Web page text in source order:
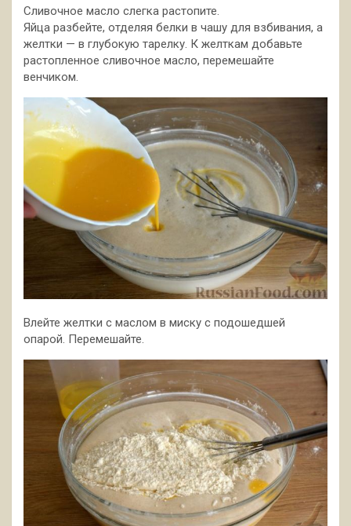
Сливочное масло слегка растопите.
Яйца разбейте, отделяя белки в чашу для взбивания, а
желтки — в глубокую тарелку. К желткам добавьте
растопленное сливочное масло, перемешайте
венчиком.
Влейте желтки с маслом в миску с подошедшей
опарой. Перемешайте.